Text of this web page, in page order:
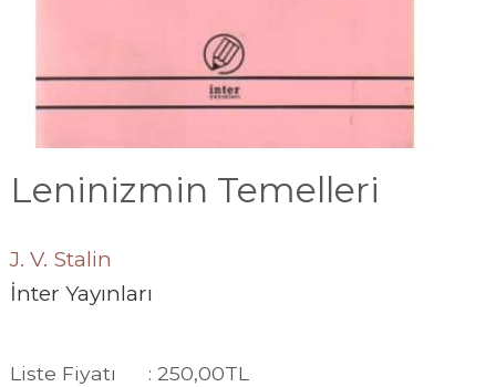
Leninizmin Temelleri
J. V. Stalin
İnter Yayınları
Liste Fiyatı : 250,00TL